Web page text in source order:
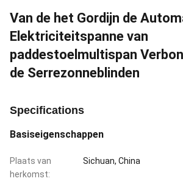
Van de het Gordijn de
Elektriciteitspanne van
paddestoelmultispan
de Serrezonneblinden
Specifications
Basiseigenschappen
Plaats van
herkomst:
Sichuan, China